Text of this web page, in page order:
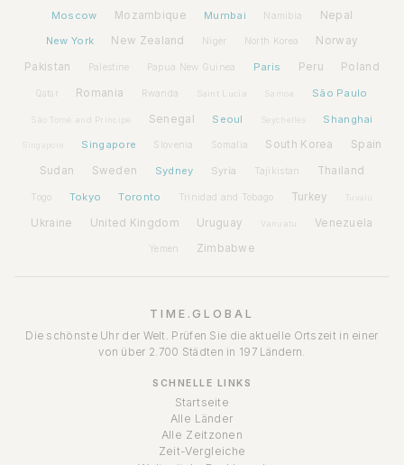
Moscow Mozambique Mumbai Namibia Nepal
New York New Zealand Niger North Korea Norway
Pakistan Palestine Papua New Guinea Paris Peru Poland
Qatar Romania Rwanda Saint Lucia Samoa São Paulo
São Tomé and Príncipe Senegal Seoul Seychelles Shanghai
Singapore Slovenia Somalia South Korea Spain
Sudan Sweden Sydney Syria Tajikistan Thailand
Togo Tokyo Toronto Trinidad and Tobago Turkey Tuvalu
Ukraine United Kingdom Uruguay Vanuatu Venezuela
Yemen Zimbabwe
TIME.GLOBAL
Die schönste Uhr der Welt. Prüfen Sie die aktuelle Ortszeit in einer
von über 2.700 Städten in 197 Ländern.
SCHNELLE LINKS
Startseite
Alle Länder
Alle Zeitzonen
Zeit-Vergleiche